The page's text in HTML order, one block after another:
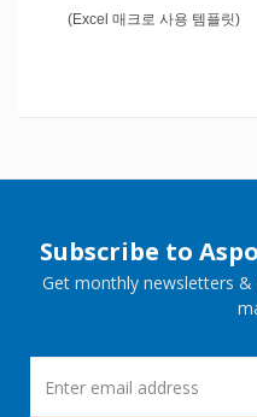
(Excel 매크로 사용 템플릿)
Subscribe to
Get monthly newsletters